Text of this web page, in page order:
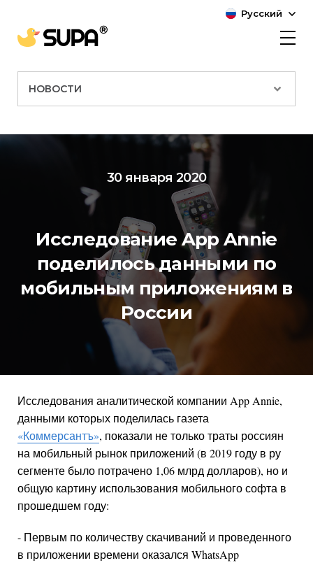
Русский
НОВОСТИ
30 января 2020
Исследование App Annie
поделилось данными по
мобильным приложениям в
России
Исследования аналитической компании App Annie,
данными которых поделилась газета
«Коммерсантъ», показали не только траты россиян
на мобильный рынок приложений (в 2019 году в ру
сегменте было потрачено 1,06 млрд долларов), но и
общую картину использования мобильного софта в
прошедшем году:
- Первым по количеству скачиваний и проведенного
в приложении времени оказался WhatsApp